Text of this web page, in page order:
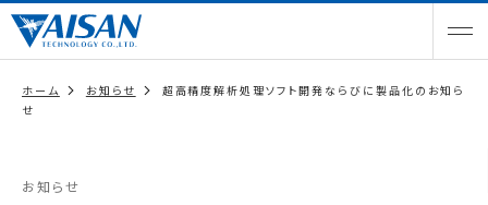
ホーム お知らせ
超高精度解析処理ソフト開発ならびに製品化のお知ら
せ
お知らせ